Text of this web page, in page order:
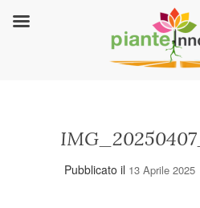
Pubblicato il 13 Aprile 2025